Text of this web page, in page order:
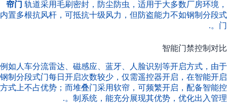
帘门 轨道采用毛刷密封，防尘防虫，适用于大多数厂房环境，
内置多根抗风杆，可抵抗十级风力，但防盗能力不如钢制分段式
门。.
智能门禁控制对比
例如人车分流雷达、磁感应、蓝牙、人脸识别等开启方式，由于
钢制分段式门每日开启次数较少，仅需遥控器开启，在智能开启
方式上不占优势；而堆叠门采用软帘，可频繁开启，配备智能控
制系统，能充分展现其优势，优化出入管理。.